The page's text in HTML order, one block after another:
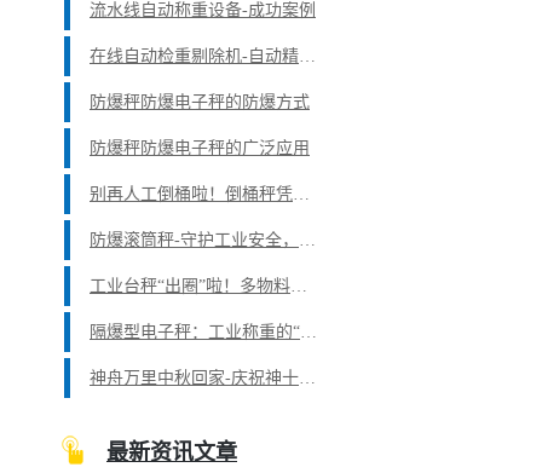
流水线自动称重设备-成功案例
在线自动检重剔除机-自动精准计数与称重
防爆秤防爆电子秤的防爆方式
防爆秤防爆电子秤的广泛应用
别再人工倒桶啦！倒桶秤凭五大优点，成工业生产的“香饽饽”
防爆滚筒秤-守护工业安全，提升生产效率
工业台秤“出圈”啦！多物料配料难题它是这样轻松搞定的
隔爆型电子秤：工业称重的“安全卫士”
神舟万里中秋回家-庆祝神十二返回地球
最新资讯文章